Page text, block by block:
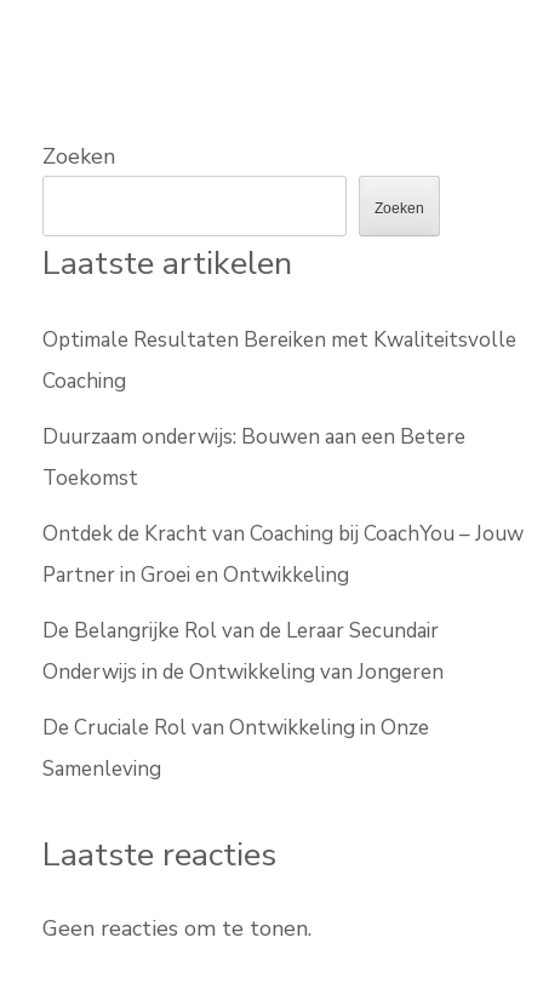
Zoeken
Zoeken
Laatste artikelen
Optimale Resultaten Bereiken met Kwaliteitsvolle
Coaching
Duurzaam onderwijs: Bouwen aan een Betere
Toekomst
Ontdek de Kracht van Coaching bij CoachYou – Jouw
Partner in Groei en Ontwikkeling
De Belangrijke Rol van de Leraar Secundair
Onderwijs in de Ontwikkeling van Jongeren
De Cruciale Rol van Ontwikkeling in Onze
Samenleving
Laatste reacties
Geen reacties om te tonen.